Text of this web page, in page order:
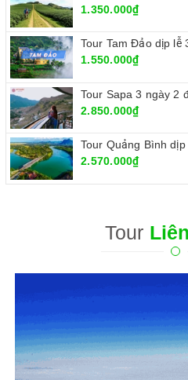
1.350.000₫
Tour Tam Đảo dịp lễ
1.550.000₫
Tour Sapa 3 ngày 2
2.850.000₫
Tour Quảng Bình
2.570.000₫
Tour